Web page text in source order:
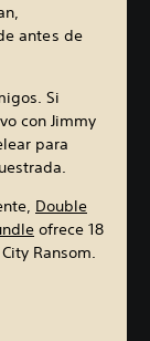
antes de
Si
con Jimmy
para
Double
ofrece 18
Ransom.